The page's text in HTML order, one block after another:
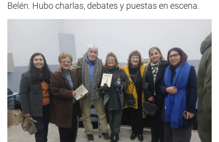
Belén. Hubo charlas, debates y puestas en escena.